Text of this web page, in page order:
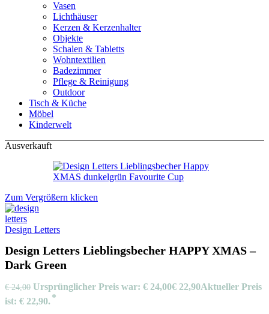
Vasen
Lichthäuser
Kerzen & Kerzenhalter
Objekte
Schalen & Tabletts
Wohntextilien
Badezimmer
Pflege & Reinigung
Outdoor
Tisch & Küche
Möbel
Kinderwelt
Ausverkauft
Zum Vergrößern klicken
Design Letters
Design Letters Lieblingsbecher HAPPY XMAS –
Dark Green
€24,00 Ursprünglicher Preis war: € 24,00€ 22,90Aktueller Preis
ist: € 22,90.